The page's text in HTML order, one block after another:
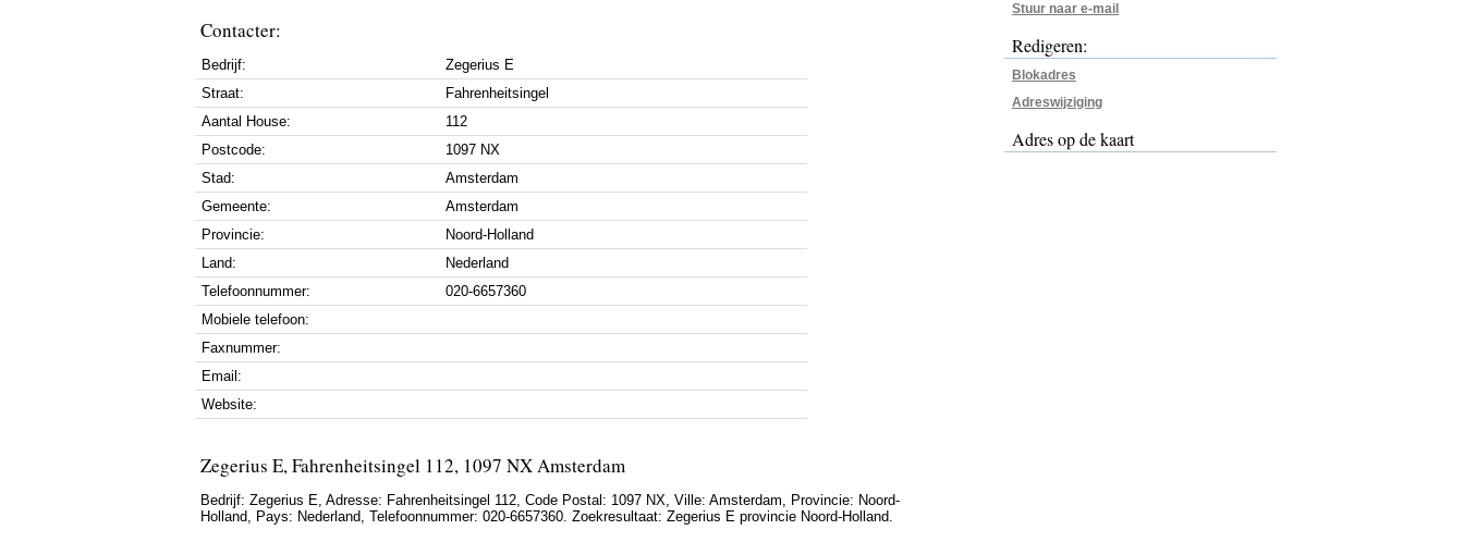
Contacter:
Bedrijf:
Zegerius E
Straat:
Fahrenheitsingel
Aantal House:
112
Postcode:
1097 NX
Stad:
Amsterdam
Gemeente:
Amsterdam
Provincie:
Noord-Holland
Land:
Nederland
Telefoonnummer:
020-6657360
Mobiele telefoon:
Faxnummer:
Email:
Website:
Zegerius E, Fahrenheitsingel 112, 1097 NX Amsterdam
Bedrijf: Zegerius E, Adresse: Fahrenheitsingel 112, Code Postal: 1097 NX, Ville: Amsterdam, Provincie: Noord-
Holland, Pays: Nederland, Telefoonnummer: 020-6657360. Zoekresultaat: Zegerius E provincie Noord-Holland.
Stuur naar e-mail
Redigeren:
Blokadres
Adreswijziging
Adres op de kaart